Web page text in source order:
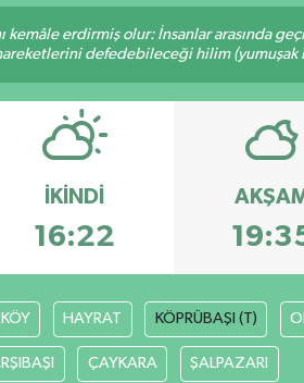
kemâle erdirmiş olur: İnsanlar arasında
defedebileceği hilim
İKINDI
16:22
HAYRAT KÖPRÜBAŞI (T)
ÇAYKARA ŞALPAZARI